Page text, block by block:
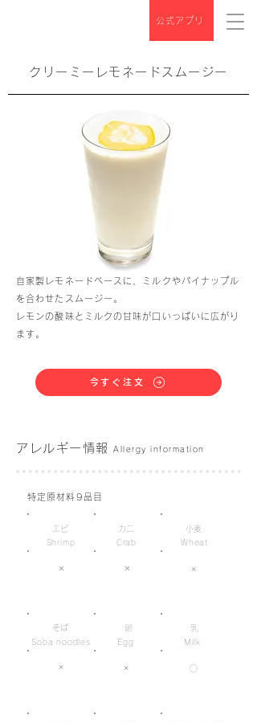
公式アプリ
クリーミーレモネードスムージー
自家製レモネードベースに、ミルクやパイナップル
を合わせたスムージー。
レモンの酸味とミルクの甘味が口いっぱいに広がり
ます。
今すぐ注文
アレルギー情報 Allergy information
特定原材料9品目
Shrimp
×
カニ
Crab
×
小麦
Wheat
×
エビ
そば
Soba noodles
×
Egg
×
Milk
○
卵 乳